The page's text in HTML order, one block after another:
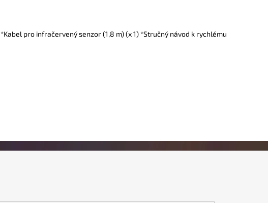
pro infračervený senzor (1,8 m) (x 1) *Stručný návod k rychlému